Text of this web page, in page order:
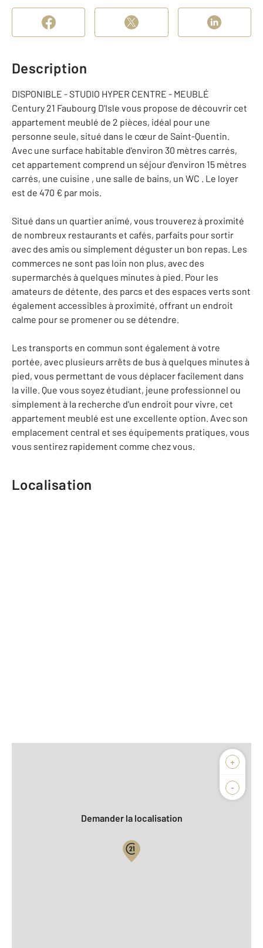
Description
DISPONIBLE - STUDIO HYPER CENTRE - MEUBLÉ
Century 21 Faubourg D'Isle vous propose de découvrir cet
appartement meublé de 2 pièces, idéal pour une
personne seule, situé dans le cœur de Saint-Quentin.
Avec une surface habitable d'environ 30 mètres carrés,
cet appartement comprend un séjour d'environ 15 mètres
carrés, une cuisine , une salle de bains, un WC . Le loyer
est de 470 € par mois.
Situé dans un quartier animé, vous trouverez à proximité
de nombreux restaurants et cafés, parfaits pour sortir
avec des amis ou simplement déguster un bon repas. Les
commerces ne sont pas loin non plus, avec des
supermarchés à quelques minutes à pied. Pour les
amateurs de détente, des parcs et des espaces verts sont
également accessibles à proximité, offrant un endroit
calme pour se promener ou se détendre.
Les transports en commun sont également à votre
portée, avec plusieurs arrêts de bus à quelques minutes à
pied, vous permettant de vous déplacer facilement dans
la ville. Que vous soyez étudiant, jeune professionnel ou
simplement à la recherche d'un endroit pour vivre, cet
appartement meublé est une excellente option. Avec son
emplacement central et ses équipements pratiques, vous
vous sentirez rapidement comme chez vous.
Localisation
+
-
Demander la localisation